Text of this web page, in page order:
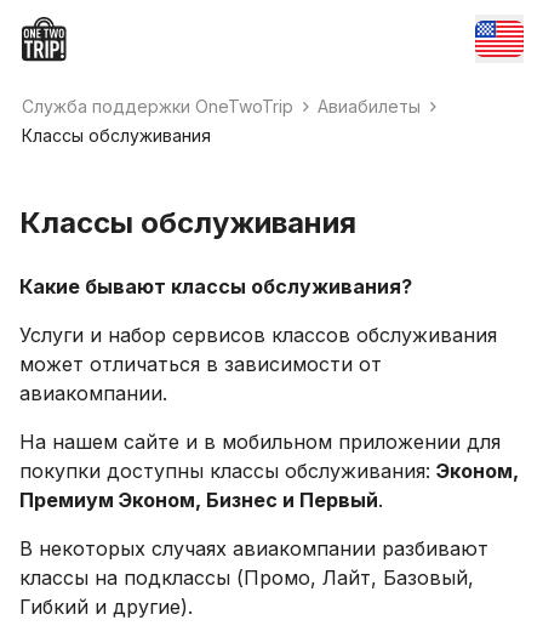
Служба поддержки OneTwoTrip
Авиабилеты
Классы обслуживания
Классы обслуживания
Какие бывают классы обслуживания?
Услуги и набор сервисов классов обслуживания
может отличаться в зависимости от
авиакомпании.
На нашем сайте и в мобильном приложении для
покупки доступны классы обслуживания: Эконом,
Премиум Эконом, Бизнес и Первый.
В некоторых случаях авиакомпании разбивают
классы на подклассы (Промо, Лайт, Базовый,
Гибкий и другие).